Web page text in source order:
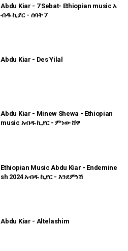
Abdu Kiar - 7 Sebat- Ethiopian music አ
ብዱ ኪያር - ሰባት 7
Abdu Kiar - Des Yilal
Abdu Kiar - Minew Shewa - Ethiopian
music አብዱ ኪያር - ምነው ሸዋ
Ethiopian Music Abdu Kiar - Endemine
sh 2024 አብዱ ኪያር - እንደምነሽ
Abdu Kiar - Altelashim